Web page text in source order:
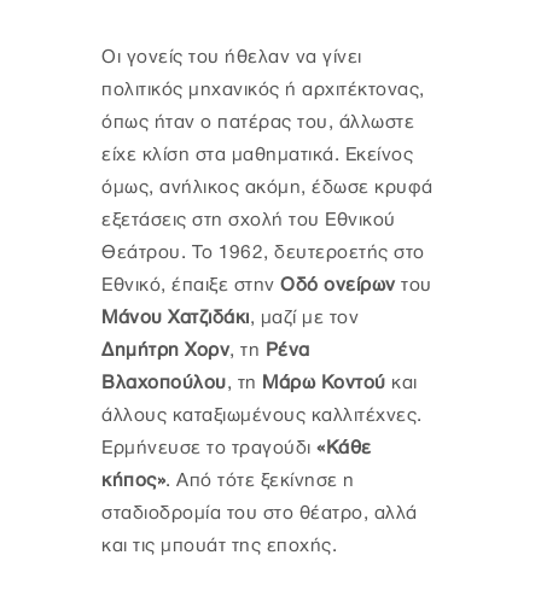
Οι γονείς του ήθελαν να γίνει
πολιτικός μηχανικός ή αρχιτέκτονας,
όπως ήταν ο πατέρας του, άλλωστε
είχε κλίση στα μαθηματικά. Εκείνος
όμως, ανήλικος ακόμη, έδωσε κρυφά
εξετάσεις στη σχολή του Εθνικού
Θεάτρου. Το 1962, δευτεροετής στο
Εθνικό, έπαιξε στην Οδό ονείρων του
Μάνου Χατζιδάκι, μαζί με τον
Δημήτρη Χορν, τη Ρένα
Βλαχοπούλου, τη Μάρω Κοντού και
άλλους καταξιωμένους καλλιτέχνες.
Ερμήνευσε το τραγούδι «Κάθε
κήπος». Από τότε ξεκίνησε η
σταδιοδρομία του στο θέατρο, αλλά
και τις μπουάτ της εποχής.